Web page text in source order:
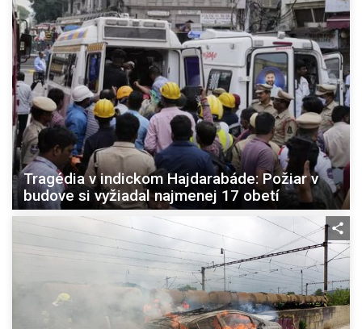
Tragédia v indickom Hajdarabáde: Požiar v
budove si vyžiadal najmenej 17 obetí